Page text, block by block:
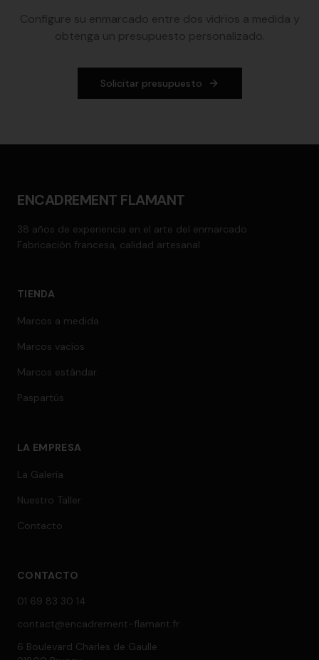
Configure su enmarcado entre dos vidrios a medida y
obtenga un presupuesto personalizado.
Solicitar presupuesto
ENCADREMENT FLAMANT
38 años de experiencia en el arte del enmarcado.
Fabricación francesa, calidad artesanal.
TIENDA
Marcos a medida
Marcos vacíos
Marcos estándar
Paspartús
LA EMPRESA
La Galería
Nuestro Taller
Contacto
CONTACTO
01 69 83 30 14
contact@encadrement-flamant.fr
6 Boulevard Charles de Gaulle